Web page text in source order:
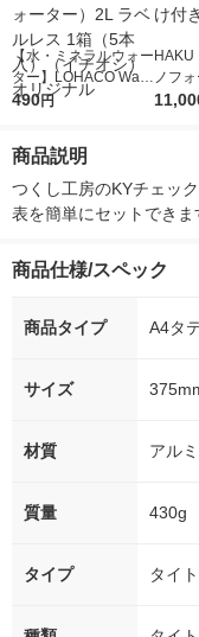
【水・ミネラルウォー
ター】LOHACO Wate
r（ロハコウォータ
シ） オリジナル
490円
ノフ
5ｇ
商品説明
つくし工房のKYチェッ
表を簡単にセットできま
商品仕様/スペック
商品タイプ A4タ
サイズ
材質 アル
質量 430g
タイプ タイ